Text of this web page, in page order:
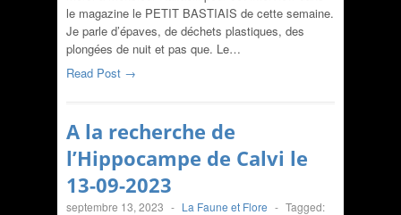
le magazine le PETIT BASTIAIS de cette semaine.
Je parle d’épaves, de déchets plastiques, des
plongées de nuit et pas que. Le…
Read Post →
A la recherche de
l’Hippocampe de Calvi le
13-09-2023
septembre 13, 2023 - La Faune et Flore - Tagged: